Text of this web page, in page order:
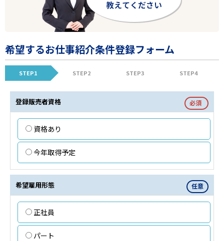
希望するお仕事紹介条件登録フォーム
STEP1 STEP2 STEP3 STEP4
登録販売者資格 必須
資格あり
今年取得予定
希望雇用形態 任意
正社員
パート